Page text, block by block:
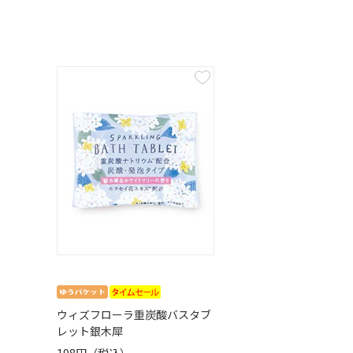
ウィズフローラ重炭酸バスタブ
レット銀木犀